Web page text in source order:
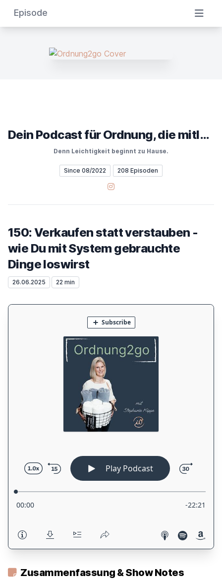
Episode
Dein Podcast für Ordnung, die mitläuft
Denn Leichtigkeit beginnt zu Hause.
Since 08/2022 208 Episoden
Instagram
150: Verkaufen statt verstauben -
wie Du mit System gebrauchte
Dinge loswirst
26.06.2025 22 min
Zusammenfassung & Show Notes